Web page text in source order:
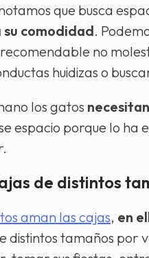
que busca
comodidad.
no
huidizas o
los gatos
espacio porque lo
de distintos
aman las cajas, en
distintos tamaños por